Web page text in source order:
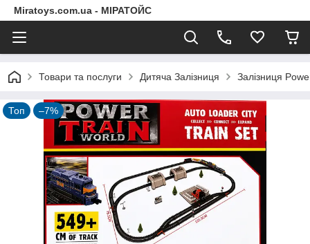
Miratoys.com.ua - МІРАТОЙС
Товари та послуги Дитяча Залізниця Залізниця
Топ –7%